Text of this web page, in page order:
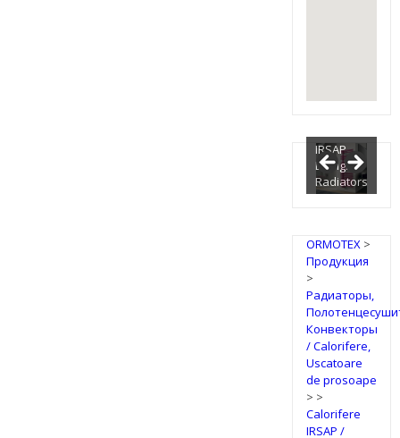
IRSAP
Design
Radiators
ORMOTEX>
Продукция
>
Радиаторы,
Конвекторы
/ Calorifere,
Uscatoare
de prosoape
> >
Calorifere
IRSAP /